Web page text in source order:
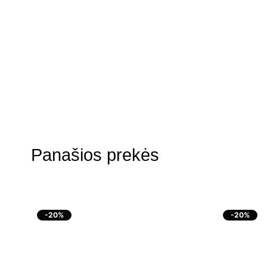
Panašios prekės
-20% -20%